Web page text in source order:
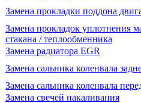
Замена прокладки поддона
Замена прокладок уплотнения
стакана / теплообменника
Замена радиатора EGR
Замена сальника коленвала
Замена сальника коленвала
Замена свечей накаливания